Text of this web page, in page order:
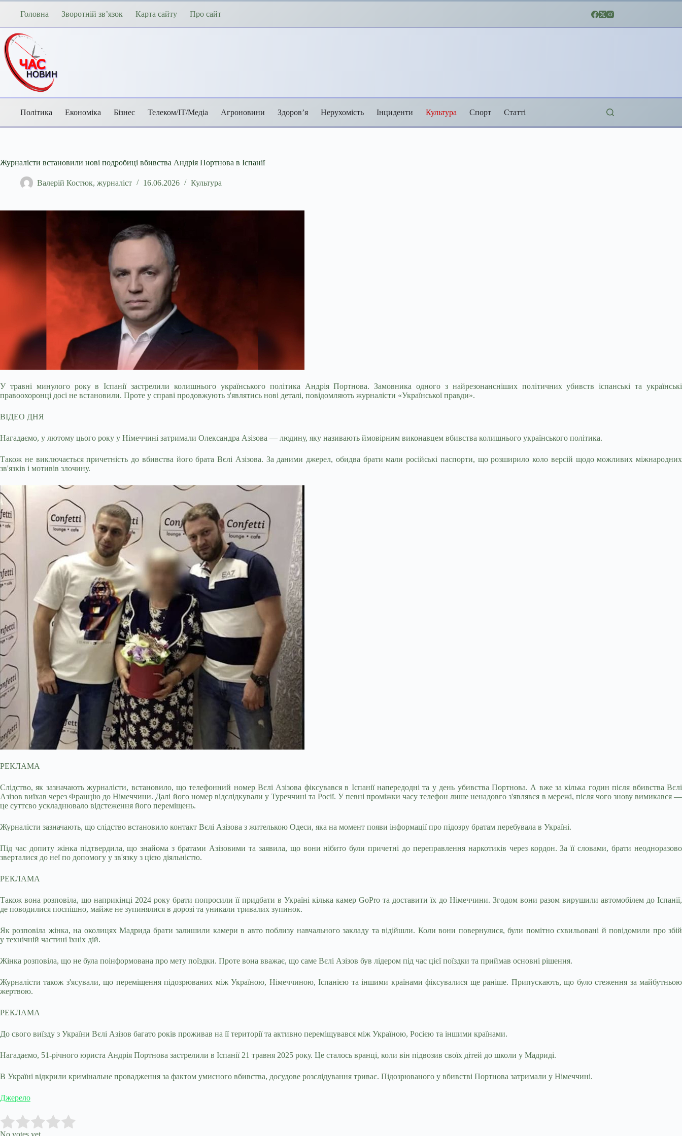
Перейти
Головна Зворотній зв’язок Карта сайту Про сайт
Політика Економіка Бізнес Телеком/ІТ/Медіа Агроновини Здоров’я Нерухомість Інциденти Культура Спорт Статті
Журналісти встановили нові подробиці вбивства Андрія Портнова в Іспанії
Валерій Костюк, журналіст 16.06.2026 Культура
У травні минулого року в Іспанії застрелили колишнього українського політика Андрія Портнова. Замовника одного з найрезонансніших політичних убивств іспанські та українські
правоохоронці досі не встановили. Проте у справі продовжують з'являтись нові деталі, повідомляють журналісти «Української правди».
ВІДЕО ДНЯ
Нагадаємо, у лютому цього року у Німеччині затримали Олександра Азізова — людину, яку називають ймовірним виконавцем вбивства колишнього українського політика.
Також не виключається причетність до вбивства його брата Вєлі Азізова. За даними джерел, обидва брати мали російські паспорти, що розширило коло версій щодо можливих міжнародних
зв'язків і мотивів злочину.
РЕКЛАМА
Слідство, як зазначають журналісти, встановило, що телефонний номер Вєлі Азізова фіксувався в Іспанії напередодні та у день убивства Портнова. А вже за кілька годин після вбивства Вєлі
Азізов виїхав через Францію до Німеччини. Далі його номер відслідкували у Туреччині та Росії. У певні проміжки часу телефон лише ненадовго з'являвся в мережі, після чого знову вимикався —
це суттєво ускладнювало відстеження його переміщень.
Журналісти зазначають, що слідство встановило контакт Вєлі Азізова з жителькою Одеси, яка на момент появи інформації про підозру братам перебувала в Україні.
Під час допиту жінка підтвердила, що знайома з братами Азізовими та заявила, що вони нібито були причетні до переправлення наркотиків через кордон. За її словами, брати неодноразово
зверталися до неї по допомогу у зв'язку з цією діяльністю.
РЕКЛАМА
Також вона розповіла, що наприкінці 2024 року брати попросили її придбати в Україні кілька камер GoPro та доставити їх до Німеччини. Згодом вони разом вирушили автомобілем до Іспанії,
де поводилися поспішно, майже не зупинялися в дорозі та уникали тривалих зупинок.
Як розповіла жінка, на околицях Мадрида брати залишили камери в авто поблизу навчального закладу та відійшли. Коли вони повернулися, були помітно схвильовані й повідомили про збій
у технічній частині їхніх дій.
Жінка розповіла, що не була поінформована про мету поїздки. Проте вона вважає, що саме Вєлі Азізов був лідером під час цієї поїздки та приймав основні рішення.
Журналісти також з'ясували, що переміщення підозрюваних між Україною, Німеччиною, Іспанією та іншими країнами фіксувалися ще раніше. Припускають, що було стеження за майбутньою
жертвою.
РЕКЛАМА
До свого виїзду з України Вєлі Азізов багато років проживав на її території та активно переміщувався між Україною, Росією та іншими країнами.
Нагадаємо, 51-річного юриста Андрія Портнова застрелили в Іспанії 21 травня 2025 року. Це сталось вранці, коли він підвозив своїх дітей до школи у Мадриді.
В Україні відкрили кримінальне провадження за фактом умисного вбивства, досудове розслідування триває. Підозрюваного у вбивстві Портнова затримали у Німеччині.
Джерело
Rate this item:
No votes yet.